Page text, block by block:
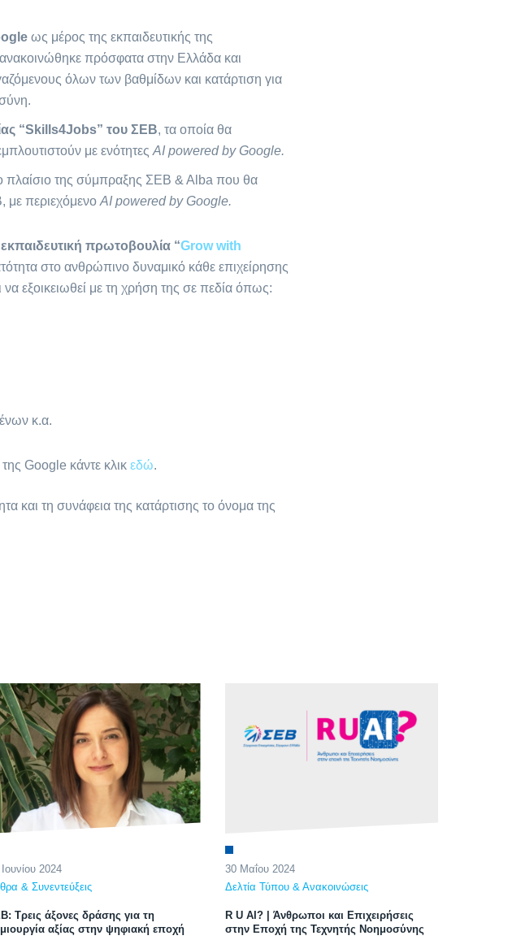
ως μέρος της εκπαιδευτικής της
πρόσφατα στην Ελλάδα και
όλων των βαθμίδων και κατάρτιση για
“Skills4Jobs” του ΣΕΒ, τα οποία θα
με ενότητες ΑΙ powered by Google.
πλαίσιο της σύμπραξης ΣΕΒ & Αlba που θα
με περιεχόμενο ΑΙ powered by Google.
εκπαιδευτική πρωτοβουλία “Grow with
στο ανθρώπινο δυναμικό κάθε επιχείρησης
εξοικειωθεί με τη χρήση της σε πεδία όπως:
κ.α.
Google κάντε κλικ εδώ.
και τη συνάφεια της κατάρτισης το όνομα της
2024
& Συνεντεύξεις
Τρεις άξονες δράσης για τη
αξίας στην ψηφιακή εποχή
30 Μαΐου 2024
Δελτία Τύπου & Ανακοινώσεις
R U AI? | Άνθρωποι και Επιχειρήσεις
στην Εποχή της Τεχνητής Νοημοσύνης